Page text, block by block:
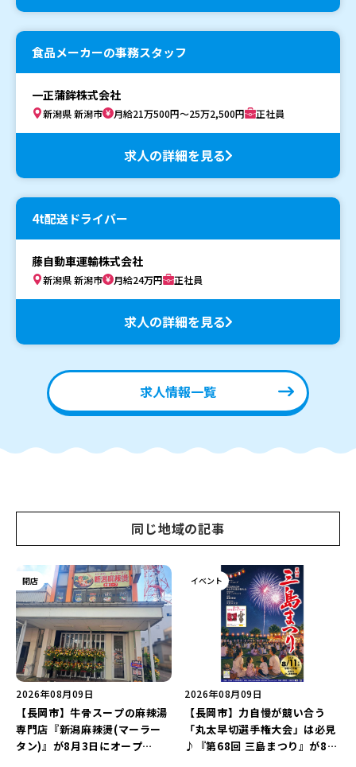
食品メーカーの事務スタッフ
一正蒲鉾株式会社
新潟県 新潟市 月給21万500円～25万2,500円 正社員
求人の詳細を見る
4t配送ドライバー
藤自動車運輸株式会社
新潟県 新潟市 月給24万円 正社員
求人の詳細を見る
求人情報一覧
同じ地域の記事
開店
2026年08月09日
【長岡市】牛骨スープの麻辣湯
専門店『新潟麻辣燙(マーラー
タン)』が8月3日にオープ
イベント
2026年08月09日
【長岡市】力自慢が競い合う
「丸太早切選手権大会」は必見
♪『第68回 三島まつり』が8月